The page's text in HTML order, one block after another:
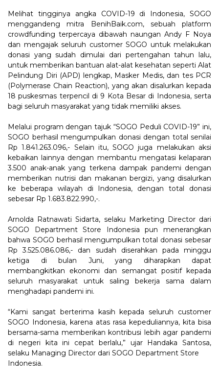
Melihat tingginya angka COVID-19 di Indonesia, SOGO
menggandeng mitra BenihBaik.com, sebuah platform
crowdfunding terpercaya dibawah naungan Andy F Noya
dan mengajak seluruh customer SOGO untuk melakukan
donasi yang sudah dimulai dari pertengahan tahun lalu,
untuk memberikan bantuan alat-alat kesehatan seperti Alat
Pelindung Diri (APD) lengkap, Masker Medis, dan tes PCR
(Polymerase Chain Reaction), yang akan disalurkan kepada
18 puskesmas terpencil di 9 Kota Besar di Indonesia, serta
bagi seluruh masyarakat yang tidak memiliki akses.
Melalui program dengan tajuk “SOGO Peduli COVID-19” ini,
SOGO berhasil mengumpulkan donasi dengan total senilai
Rp 1.841.263.096,- Selain itu, SOGO juga melakukan aksi
kebaikan lainnya dengan membantu mengatasi kelaparan
3.500 anak-anak yang terkena dampak pandemi dengan
memberikan nutrisi dan makanan bergizi, yang disalurkan
ke beberapa wilayah di Indonesia, dengan total donasi
sebesar Rp 1.683.822.990,-.
Arnolda Ratnawati Sidarta, selaku Marketing Director dari
SOGO Department Store Indonesia pun menerangkan
bahwa SOGO berhasil mengumpulkan total donasi sebesar
Rp 3.525.086.086,- dan sudah diserahkan pada minggu
ketiga di bulan Juni, yang diharapkan dapat
membangkitkan ekonomi dan semangat positif kepada
seluruh masyarakat untuk saling bekerja sama dalam
menghadapi pandemi ini.
“Kami sangat berterima kasih kepada seluruh customer
SOGO Indonesia, karena atas rasa kepeduliannya, kita bisa
bersama-sama memberikan kontribusi lebih agar pandemi
di negeri kita ini cepat berlalu,” ujar Handaka Santosa,
selaku Managing Director dari SOGO Department Store
Indonesia.